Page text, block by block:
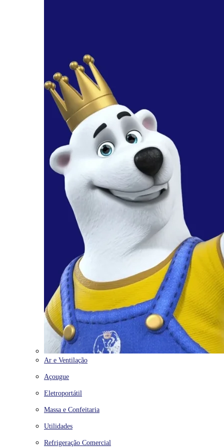
Ar e Ventilação
Açougue
Eletroportátil
Massa e Confeitaria
Utilidades
Refrigeração Comercial